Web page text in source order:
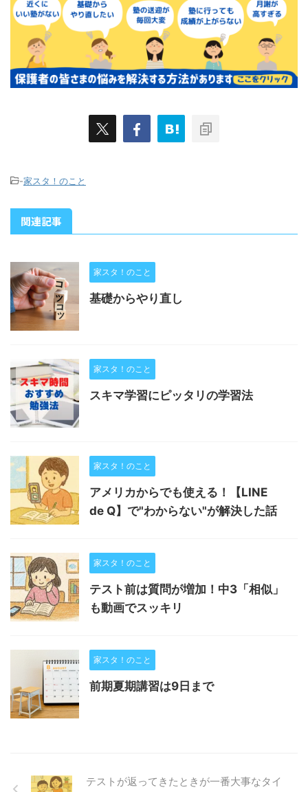
-家スタ！のこと
関連記事
家スタ！のこと
基礎からやり直し
家スタ！のこと
スキマ学習にピッタリの学習法
家スタ！のこと
アメリカからでも使える！【LINE
de Q】で"わからない"が解決した話
家スタ！のこと
テスト前は質問が増加！中3「相似」
も動画でスッキリ
家スタ！のこと
前期夏期講習は9日まで
テストが返ってきたときが一番大事なタイ